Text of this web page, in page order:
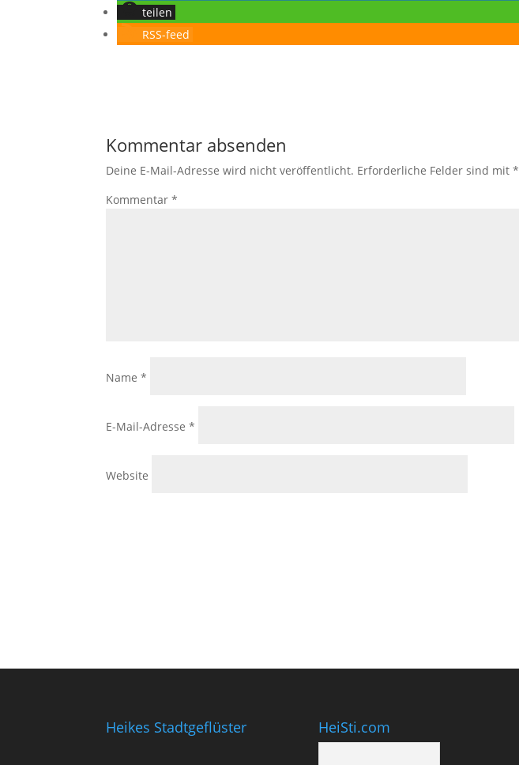
teilen
RSS-feed
Kommentar absenden
Deine E-Mail-Adresse wird nicht veröffentlicht. Erforderliche Felder sind mit*
Kommentar*
Name*
E-Mail-Adresse*
Website
Heikes Stadtgeflüster HeiSti.com